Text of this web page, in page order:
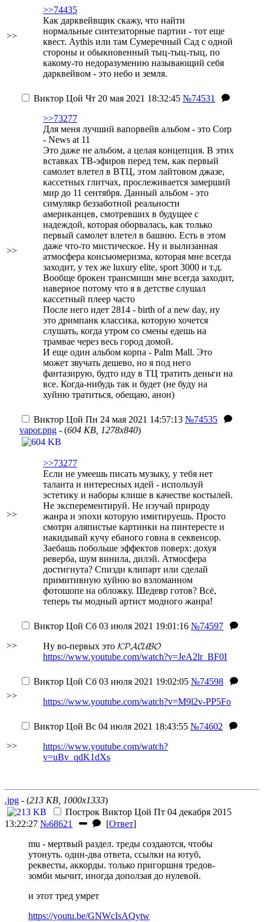
>>
>>74435
Как дарквейвщик скажу, что найти
нормальные синтезаторные партии - тот еще
квест. Aythis или там Сумеречный Сад с одной
стороны и обыкновенный тыц-тыц-тыц, по
какому-то недоразумению называющий себя
дарквейвом - это небо и земля.
>>
Виктор Цой Чт 20 мая 2021 18:32:45 №74531
>>73277
Для меня лучший вапорвейв альбом - это Corp
- News at 11
Это даже не альбом, а целая концепция. В этих
вставках ТВ-эфиров перед тем, как первый
самолет влетел в ВТЦ, этом лайтовом джазе,
кассетных глитчах, прослеживается замерший
мир до 11 сентября. Данный альбом - это
симулякр беззаботной реальности
американцев, смотревших в будущее с
надеждой, которая оборвалась, как только
первый самолет влетел в башню. Есть в этом
даже что-то мистическое. Ну и вылизанная
атмосфера консьюмеризма, которая мне всегда
заходит, у тех же luxury elite, sport 3000 и т.д.
Вообще брокен трансмишн мне всегда заходит,
наверное потому что я в детстве слушал
кассетный плеер часто
После него идет 2814 - birth of a new day, ну
это дримпанк классика, которую хочется
слушать, когда утром со смены едешь на
трамвае через весь город домой.
И еще один альбом корпа - Palm Mall. Это
может звучать дешево, но я под него
фантазирую, будто иду в ТЦ тратить деньги на
все. Когда-нибудь так и будет (не буду на
хуйню тратиться, обещаю, анон)
>>
Виктор Цой Пн 24 мая 2021 14:57:13 №74535
vapor.png - (604 KB, 1278x840)
>>73277
Если не умеешь писать музыку, у тебя нет
таланта и интересных идей - используй
эстетику и наборы клише в качестве костылей.
Не эксперементируй. Не изучай природу
жанра и эпохи которую имитируешь. Просто
смотри аляпистые картинки на пинтересте и
накидывай кучу ебаного говна в секвенсор.
Заебашь побольше эффектов поверх: дохуя
реверба, шум винила, дилэй. Атмосфера
достигнута? Спизди клипарт или сделай
примитивную хуйню во взломанном
фотошопе на обложку. Шедевр готов? Всё,
теперь ты модный артист модного жанра!
>>
Виктор Цой Сб 03 июля 2021 19:01:16 №74597
Ну во-первых это 𝓚𝓟𝓐𝓒𝓤𝓑𝓞
https://www.youtube.com/watch?v=JeA2lr_BF0I
>>
Виктор Цой Сб 03 июля 2021 19:02:05 №74598
https://www.youtube.com/watch?v=M9l2v-PP5Fo
>>
Виктор Цой Вс 04 июля 2021 18:43:55 №74602
https://www.youtube.com/watch?
v=uBv_qdK1dXs
.jpg - (213 KB, 1000x1333)
Построк Виктор Цой Пт 04 декабря 2015
13:22:27 №68621 [Ответ]
mu - мертвый раздел. треды создаются, чтобы
утонуть. один-два ответа, ссылки на ютуб,
реквесты, аккорды. только пригоршня тредов-
зомби мычит, иногда доползая до нулевой.
и этот тред умрет
https://youtu.be/GNWcIsAQytw